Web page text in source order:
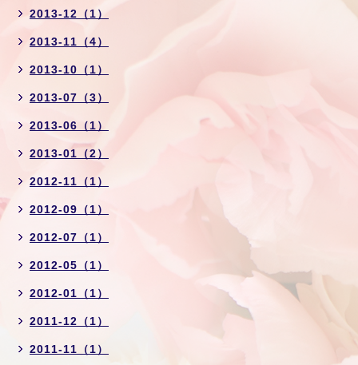
2013-12（1）
2013-11（4）
2013-10（1）
2013-07（3）
2013-06（1）
2013-01（2）
2012-11（1）
2012-09（1）
2012-07（1）
2012-05（1）
2012-01（1）
2011-12（1）
2011-11（1）